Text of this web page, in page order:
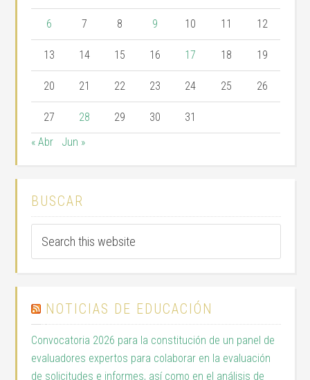
6 7 8 9 10 11 12
13 14 15 16 17 18 19
20 21 22 23 24 25 26
27 28 29 30
31
« Abr
Jun »
BUSCAR
NOTICIAS DE EDUCACIÓN
Convocatoria 2026 para la constitución de un panel de
evaluadores expertos para colaborar en la evaluación
de solicitudes e informes, así como en el análisis de